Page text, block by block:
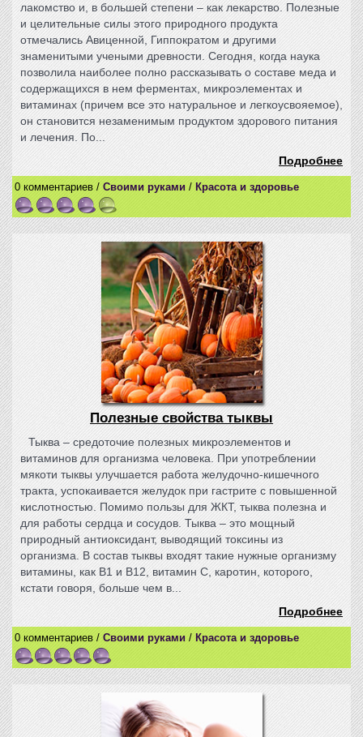
лакомство и, в большей степени – как лекарство. Полезные
и целительные силы этого природного продукта
отмечались Авиценной, Гиппократом и другими
знаменитыми учеными древности. Сегодня, когда наука
позволила наиболее полно рассказывать о составе меда и
содержащихся в нем ферментах, микроэлементах и
витаминах (причем все это натуральное и легкоусвояемое),
он становится незаменимым продуктом здорового питания
и лечения. По...
Подробнее
0 комментариев / Своими руками / Красота и здоровье
Полезные свойства тыквы
Тыква – средоточие полезных микроэлементов и
витаминов для организма человека. При употреблении
мякоти тыквы улучшается работа желудочно-кишечного
тракта, успокаивается желудок при гастрите с повышенной
кислотностью. Помимо пользы для ЖКТ, тыква полезна и
для работы сердца и сосудов. Тыква – это мощный
природный антиоксидант, выводящий токсины из
организма. В состав тыквы входят такие нужные организму
витамины, как В1 и В12, витамин С, каротин, которого,
кстати говоря, больше чем в...
Подробнее
0 комментариев / Своими руками / Красота и здоровье